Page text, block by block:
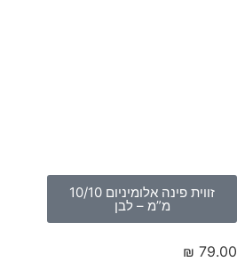
זווית פינה אלומיניום 10/10
מ”מ – לבן
₪